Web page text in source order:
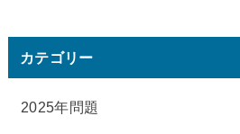
カテゴリー
2025年問題